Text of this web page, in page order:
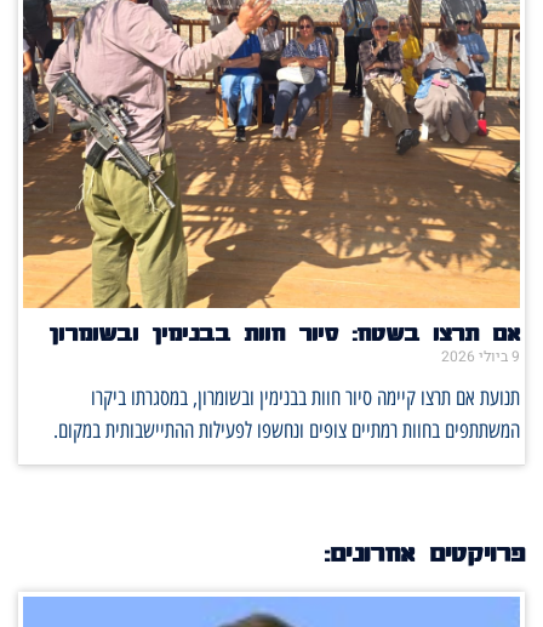
אם תרצו בשטח: סיור חוות בבנימין ובשומרון
9 ביולי 2026
תנועת אם תרצו קיימה סיור חוות בבנימין ובשומרון, במסגרתו ביקרו
המשתתפים בחוות רמתיים צופים ונחשפו לפעילות ההתיישבותית במקום.
פרויקטים אחרונים: